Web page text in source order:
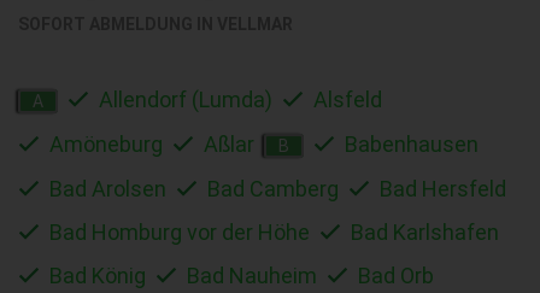
A Allendorf (Lumda)
Alsfeld
Amöneburg
Aßlar B
Babenhausen
Bad Arolsen
Bad Camberg
Bad Hersfeld
Bad Homburg vor der Höhe
Bad Karlshafen
Bad König
Bad Nauheim
Bad Orb